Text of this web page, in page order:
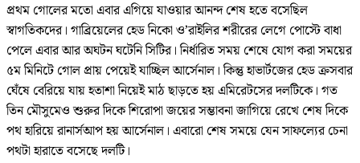
প্রথম গোলের মতো এবার এগিয়ে যাওয়ার আনন্দ শেষ হতে বসেছিল
স্বাগতিকদের। গাব্রিয়েলের হেড নিকো ও’রাইলির শরীরের লেগে পোস্টে বাধা
পেলে এবার আর অঘটন ঘটেনি সিটির। নির্ধারিত সময় শেষে যোগ করা সময়ের
৫ম মিনিটে গোল প্রায় পেয়েই যাচ্ছিল আর্সেনাল। কিন্তু হাভার্টজের হেড ক্রসবার
ঘেঁষে বেরিয়ে যায় হতাশা নিয়েই মাঠ ছাড়তে হয় এমিরেটসের দলটিকে। গত
তিন মৌসুমেও শুরুর দিকে শিরোপা জয়ের সম্ভাবনা জাগিয়ে রেখে শেষ দিকে
পথ হারিয়ে রানার্সআপ হয় আর্সেনাল। এবারো শেষ সময়ে যেন সাফল্যের চেনা
পথটা হারাতে বসেছে দলটি।